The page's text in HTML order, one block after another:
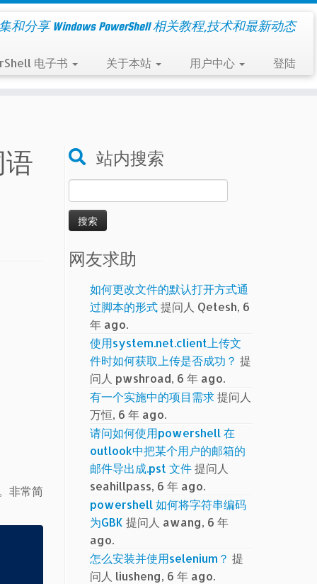
和分享 Windows PowerShell 相关教程,技术和最新动态
电子书 关于本站 用户中心 登陆
语
非常简
站内搜索
索：
网友求助
如何更改文件的默认打开方式通
过脚本的形式提问人 Qetesh, 6
年 ago.
使用system.net.client上传文
件时如何获取上传是否成功？ 提
问人 pwshroad, 6 年 ago.
有一个实施中的项目需求提问人
万恒, 6 年 ago.
请问如何使用powershell 在
outlook中把某个用户的邮箱的
邮件导出成.pst 文件提问人
seahillpass, 6 年 ago.
powershell 如何将字符串编码
为GBK 提问人 awang, 6 年
ago.
怎么安装并使用selenium？ 提
问人 liusheng, 6 年 ago.